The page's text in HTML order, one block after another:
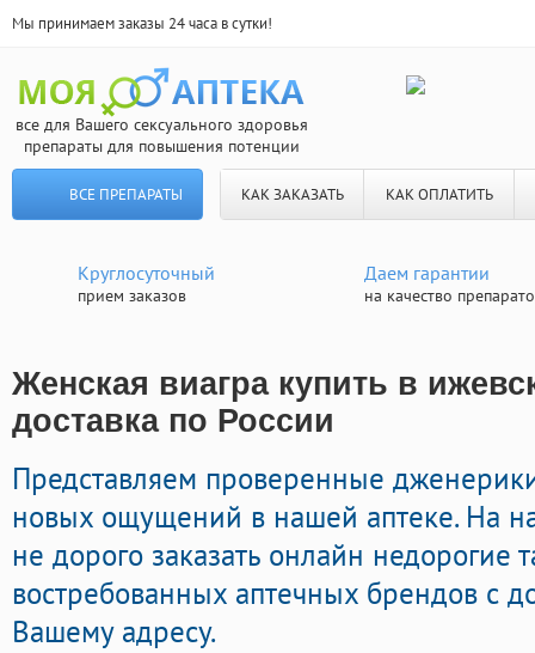
Мы принимаем заказы 24 часа в сутки!
все для Вашего сексуального здоровья
препараты для повышения потенции
ВСЕ ПРЕПАРАТЫ КАК ЗАКАЗАТЬ КАК ОПЛАТИТЬ
Круглосуточный
прием заказов
Даем гарантии
на качество
Женская виагра купить в
доставка по России
Представляем проверенные
новых ощущений в нашей аптеке. На
не дорого заказать онлайн недорогие
востребованных аптечных брендов с
Вашему адресу.